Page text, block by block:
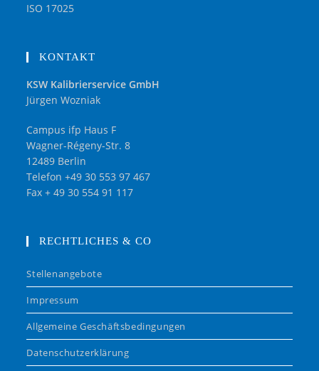
ISO 17025
KONTAKT
KSW Kalibrierservice GmbH
Jürgen Wozniak
Campus ifp Haus F
Wagner-Régeny-Str. 8
12489 Berlin
Telefon +49 30 553 97 467
Fax + 49 30 554 91 117
RECHTLICHES & CO
Stellenangebote
Impressum
Allgemeine Geschäftsbedingungen
Datenschutzerklärung